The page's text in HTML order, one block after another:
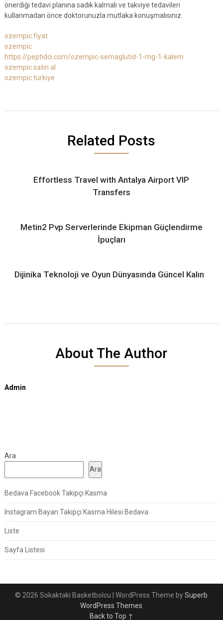
önerdiği tedavi planına sadık kalmalı ve takviye tedavileri
kullanmadan önce doktorunuzla mutlaka konuşmalısınız.
ozempic fiyat
ozempic
https://peptidci.com/ozempic-semaglutid-1-mg-1-kalem
ozempic satın al
ozempic türkiye
Related Posts
Effortless Travel with Antalya Airport VIP
Transfers
Metin2 Pvp Serverlerinde Ekipman Güçlendirme
İpuçları
Dijinika Teknoloji ve Oyun Dünyasında Güncel Kalın
About The Author
Admin
Ara
Ara
Bedava Facebook Takipçi Kasma
Instagram Bayan Takipçi Kasma Hilesi Bedava
Liste
Sayfa Listesi
© 2026 Sokaktaki Basketbolcu | WordPress Theme bySuperb
WordPress Themes
Back to Top ↑